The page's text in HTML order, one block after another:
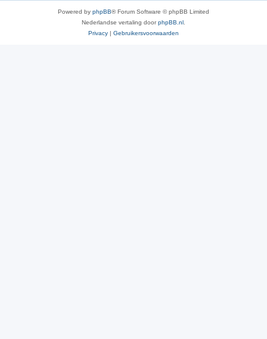
Powered by phpBB® Forum Software © phpBB Limited
Nederlandse vertaling doorphpBB.nl
Privacy | Gebruikersvoorwaarden